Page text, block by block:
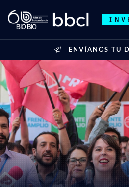
ENVÍANOS TU